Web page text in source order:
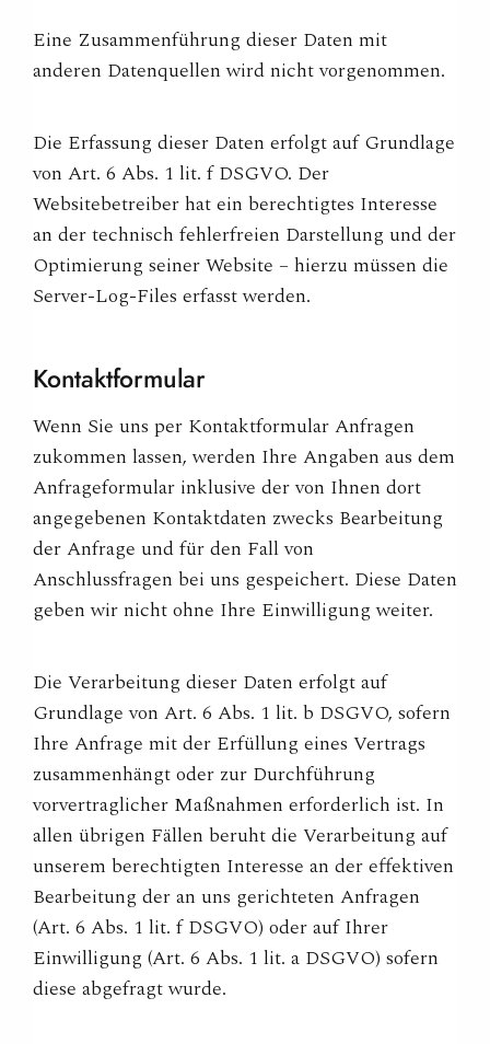
Eine Zusammenführung dieser Daten mit
anderen Datenquellen wird nicht vorgenommen.
Die Erfassung dieser Daten erfolgt auf Grundlage
von Art. 6 Abs. 1 lit. f DSGVO. Der
Websitebetreiber hat ein berechtigtes Interesse
an der technisch fehlerfreien Darstellung und der
Optimierung seiner Website – hierzu müssen die
Server-Log-Files erfasst werden.
Kontaktformular
Wenn Sie uns per Kontaktformular Anfragen
zukommen lassen, werden Ihre Angaben aus dem
Anfrageformular inklusive der von Ihnen dort
angegebenen Kontaktdaten zwecks Bearbeitung
der Anfrage und für den Fall von
Anschlussfragen bei uns gespeichert. Diese Daten
geben wir nicht ohne Ihre Einwilligung weiter.
Die Verarbeitung dieser Daten erfolgt auf
Grundlage von Art. 6 Abs. 1 lit. b DSGVO, sofern
Ihre Anfrage mit der Erfüllung eines Vertrags
zusammenhängt oder zur Durchführung
vorvertraglicher Maßnahmen erforderlich ist. In
allen übrigen Fällen beruht die Verarbeitung auf
unserem berechtigten Interesse an der effektiven
Bearbeitung der an uns gerichteten Anfragen
(Art. 6 Abs. 1 lit. f DSGVO) oder auf Ihrer
Einwilligung (Art. 6 Abs. 1 lit. a DSGVO) sofern
diese abgefragt wurde.